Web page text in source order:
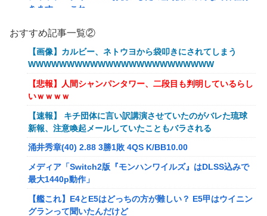
きます」←これ
【画像】令和最新版のあのちゃん、可愛過ぎてワイらにブッ
刺さりまくりw w w w w w
オワコン扱いされていたデジモンさん、令和に全盛期を超え
る利益を生み出していた
【爆笑ｗ】バッグひったくりを試みた男、バイクを盗られ
る！
【動画】新型のさすまた、限界突破www
メディア「Switch2版『モンハンワイルズ』はDLSS込みで
最大1440p動作」
【艦これ】E4とE5はどっちの方が難しい？ E5甲はウイニン
グランって聞いたんだけど
【艦これ】今から提督に着任するなら皆吹雪初期艦なんだろ
おすすめ記事一覧②
【画像】カルビー、ネトウヨから袋叩きにされてしまう
WWWWWWWWWWWWWWWWWWWWWWWW
【悲報】人間シャンパンタワー、二段目も判明しているらし
いｗｗｗｗ
【速報】 キチ団体に言い訳講演させていたのがバレた琉球
新報、注意喚起メールしていたこともバラされる
涌井秀章(40) 2.88 3勝1敗 4QS K/BB10.00
メディア「Switch2版『モンハンワイルズ』はDLSS込みで
最大1440p動作」
【艦これ】E4とE5はどっちの方が難しい？ E5甲はウイニン
グランって聞いたんだけど